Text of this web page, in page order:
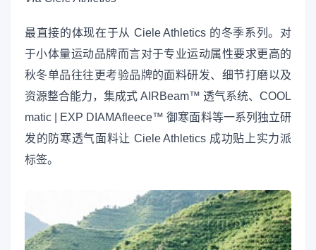
最直接的体现在于从 Ciele Athletics 的冬季系列。对
于小体量运动品牌而言对于专业运动属性要求更高的
秋冬单品往往更考验品牌的面料研发、细节打磨以及
资源整合能力，集成式 AIRBeam™ 透气系统、COOL
matic | EXP DIAMAfleece™ 御寒面料等一系列独立研
发的防寒透气面料让 Ciele Athletics 成功贴上实力派
标签。